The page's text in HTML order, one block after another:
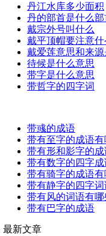
丹江水库多少面积
丹的部首是什么部
戴宗外号叫什么
戴平顶帽要注意什
戴爱莲意思和来源
待候是什么意思
带字是什么意思
带哲字的四字词
带彧的成语
带有至字的成语
带有形和影字的成
带有数字的四字成
带有骑字的成语
带有静字的四字词
带有风的词语有哪
带有巴字的成语
最新文章